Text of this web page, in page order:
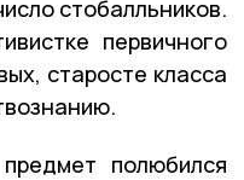
стобалльников.
первичного
старосте класса
полюбился